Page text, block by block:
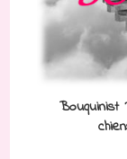
Bouquinist